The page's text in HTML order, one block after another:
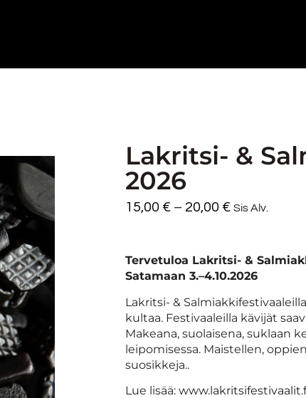
Lakritsi- &
2026
15,00 € – 20,00 € Sis Alv.
Tervetuloa Lakritsi- &
Satamaan 3.–4.10.2026
Lakritsi- &
kultaa. Festivaaleilla kävijät
Makeana, suolaisena, suklaan
leipomisessa. Maistellen,
suosikkeja..
Lue lisää: